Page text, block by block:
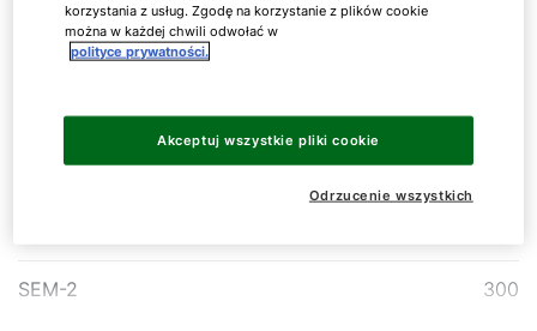
podwójną warstwą emaliowaną i 2 gładkorurowymi
wymiennikami ciepła
SEM-1
SEM-2 300
korzystania z usług. Zgodę na korzystanie z plików cookie
można w każdej chwili odwołać w
polityce prywatności.
Odrzucenie wszystkich
Akceptuj wszystkie pliki cookie